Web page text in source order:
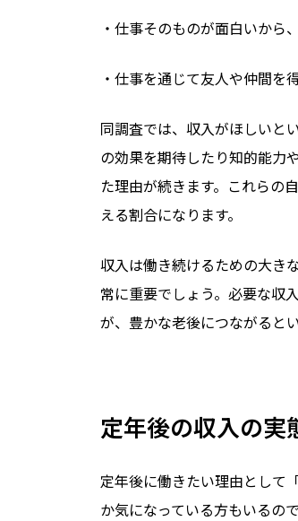
・仕事そのものが面白いか
・仕事を通じて友人や仲間
同調査では、収入がほしいと
の効果を期待したり知的能力
た理由が続きます。これらの
える割合になります。
収入は働き続けるための大き
常に重要でしょう。必要な収
が、豊かな老後につながると
定年後の収入の実
定年後に働きたい理由として
か気になっている方もいるの